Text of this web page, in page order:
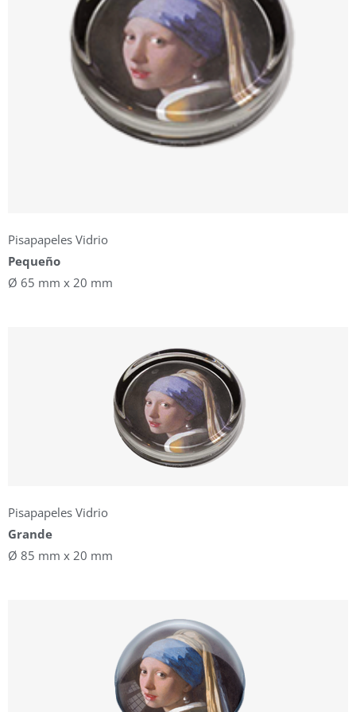
Pisapapeles Vidrio
Pequeño
Ø 65 mm x 20 mm
Pisapapeles Vidrio
Grande
Ø 85 mm x 20 mm